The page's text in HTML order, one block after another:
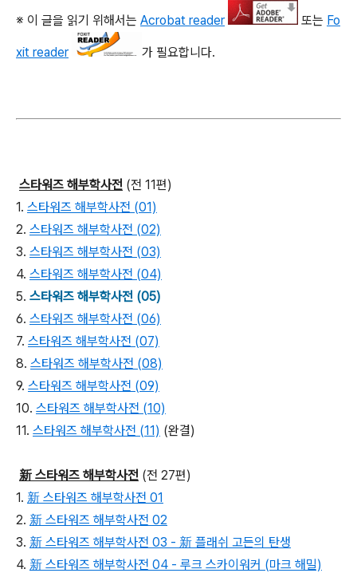
※ 이 글을 읽기 위해서는 Acrobat reader 또는 Fo
xit reader 가 필요합니다.
스타워즈 해부학사전 (전 11편)
1. 스타워즈 해부학사전 (01)
2. 스타워즈 해부학사전 (02)
3. 스타워즈 해부학사전 (03)
4. 스타워즈 해부학사전 (04)
5. 스타워즈 해부학사전 (05)
6. 스타워즈 해부학사전 (06)
7. 스타워즈 해부학사전 (07)
8. 스타워즈 해부학사전 (08)
9. 스타워즈 해부학사전 (09)
10. 스타워즈 해부학사전 (10)
11. 스타워즈 해부학사전 (11) (완결)
新 스타워즈 해부학사전 (전 27편)
1. 新 스타워즈 해부학사전 01
2. 新 스타워즈 해부학사전 02
3. 新 스타워즈 해부학사전 03 - 新 플래쉬 고든의 탄생
4. 新 스타워즈 해부학사전 04 - 루크 스카이워커 (마크 해밀)